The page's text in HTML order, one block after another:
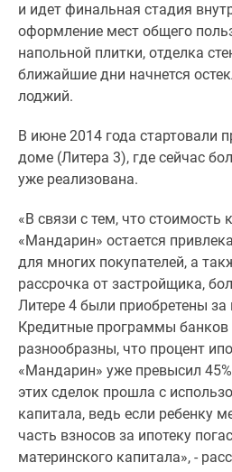
авторы
Машино-
места
Специальные
предложения
Апартаменты
Новостройки
карте
комнатные
более
Готовые
новостройки
комнатные
Военная
ипотека
Покупателю
Новостройки
и идет финальная стадия
оформление мест общего
напольной плитки, отделка
ближайшие дни начнется
лоджий.
В июне 2014 года стартовали
доме (Литера 3), где сейчас
уже реализована.
«В связи с тем, что
«Мандарин» остается
для многих покупателей, а
рассрочка от застройщика,
Литере 4 были приобретены за
Кредитные программы банков
разнообразны, что процент
«Мандарин» уже превысил
этих сделок прошла с
капитала, ведь если ребенку
часть взносов за ипотеку
материнского капитала», -